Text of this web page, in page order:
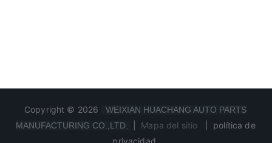
Copyright © 2026
WEIXIAN HUACHANG AUTO PARTS
MANUFACTURING CO.,LTD.
Mapa del sitio
política de
privacidad